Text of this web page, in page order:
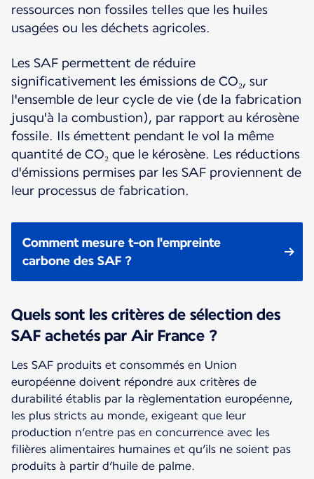
ressources non fossiles telles que les huiles
usagées ou les déchets agricoles.
Les SAF permettent de réduire
significativement les émissions de CO₂, sur
l'ensemble de leur cycle de vie (de la fabrication
jusqu'à la combustion), par rapport au kérosène
fossile. Ils émettent pendant le vol la même
quantité de CO₂ que le kérosène. Les réductions
d'émissions permises par les SAF proviennent de
leur processus de fabrication.
Comment mesure t-on l'empreinte
carbone des SAF ?
Quels sont les critères de sélection des
SAF achetés par Air France ?
Les SAF produits et consommés en Union
européenne doivent répondre aux critères de
durabilité établis par la règlementation européenne,
les plus stricts au monde, exigeant que leur
production n’entre pas en concurrence avec les
filières alimentaires humaines et qu’ils ne soient pas
produits à partir d’huile de palme.